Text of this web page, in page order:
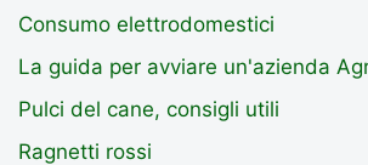
Consumo elettrodomestici
La guida per avviare un'azienda
Pulci del cane, consigli utili
Ragnetti rossi